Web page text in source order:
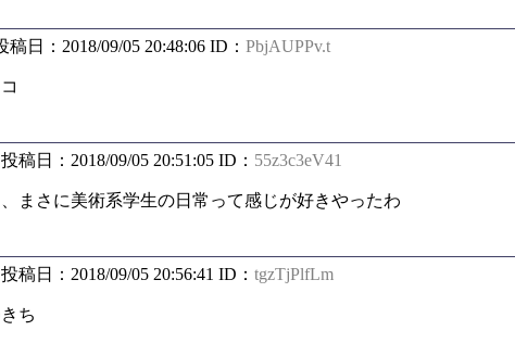
稿日：2018/09/05 20:48:06 ID： PbjAUPPv.t
稿日：2018/09/05 20:51:05 ID： 55z3c3eV41
まさに美術系学生の日常って感じが好きやったわ
稿日：2018/09/05 20:56:41 ID： tgzTjPlfLm
ち